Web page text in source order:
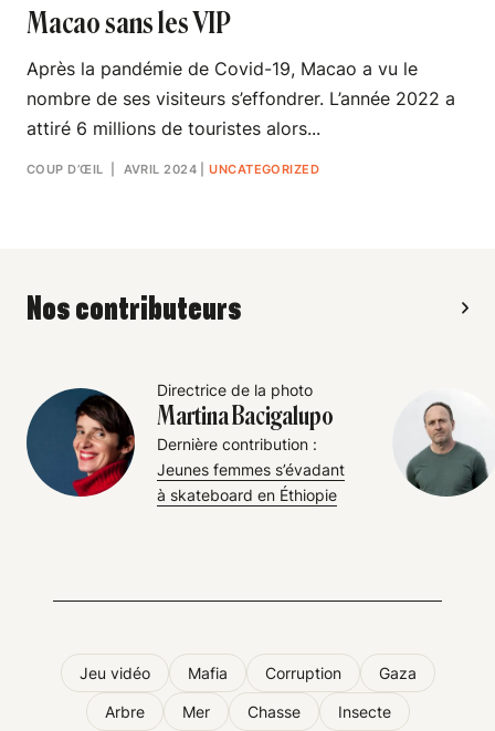
Macao sans les VIP
Après la pandémie de Covid-19, Macao a vu le
nombre de ses visiteurs s’effondrer. L’année 2022 a
attiré 6 millions de touristes alors...
COUP D’ŒIL | AVRIL 2024 |UNCATEGORIZED
Nos contributeurs
Directrice de la photo
Martina Bacigalupo
Dernière contribution :
Jeunes femmes s’évadant
à skateboard en Éthiopie
Jeu vidéo Mafia Corruption Gaza
Arbre Mer Chasse Insecte